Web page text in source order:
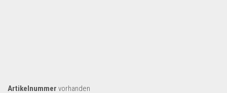
Artikelnummer vorhanden